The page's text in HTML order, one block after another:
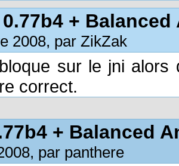
+
2008, par ZikZak
sur le jni alors
correct.
+ Balanced
par panthere